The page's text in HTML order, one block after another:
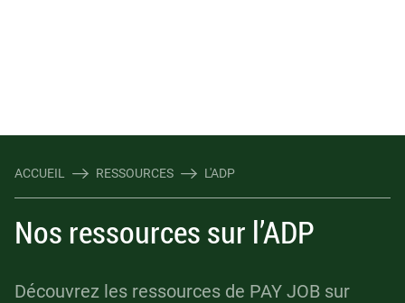
ACCUEIL RESSOURCES L'ADP
Nos ressources sur l’ADP
Découvrez les ressources de PAY JOB sur